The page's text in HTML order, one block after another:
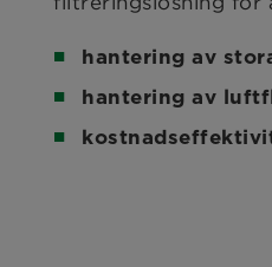
hantering av
hantering av